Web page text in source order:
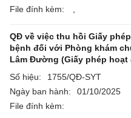
File đính kèm:
QĐ về việc thu hồi Giấy
bệnh đối với Phòng khám
Lâm Đường (Giấy phép hoạt
Số hiệu:
1755/QĐ-SYT
Ngày ban hành:
01/10/2025
File đính kèm: